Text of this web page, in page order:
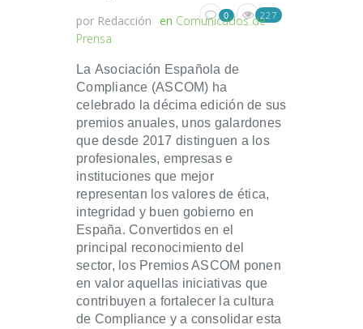
por Redacción en Comunicados de
Prensa
0 227
La Asociación Española de
Compliance (ASCOM) ha
celebrado la décima edición de sus
premios anuales, unos galardones
que desde 2017 distinguen a los
profesionales, empresas e
instituciones que mejor
representan los valores de ética,
integridad y buen gobierno en
España. Convertidos en el
principal reconocimiento del
sector, los Premios ASCOM ponen
en valor aquellas iniciativas que
contribuyen a fortalecer la cultura
de Compliance y a consolidar esta